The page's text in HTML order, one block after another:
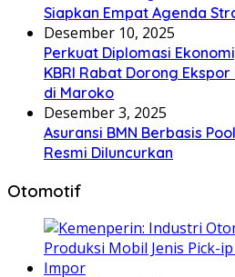
Siapkan Empat Agenda
Desember 10, 2025
Perkuat Diplomasi
KBRI Rabat Dorong
di Maroko
Desember 3, 2025
Asuransi BMN Berbasis
Resmi Diluncurkan
Otomotif